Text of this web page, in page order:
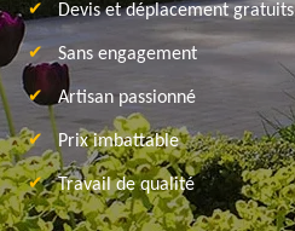
Devis et déplacement gratuits
Sans engagement
Artisan passionné
Prix imbattable
Travail de qualité